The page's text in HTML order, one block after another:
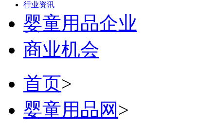
行业资讯
婴童用品企业
商业机会
首页>
婴童用品网 >